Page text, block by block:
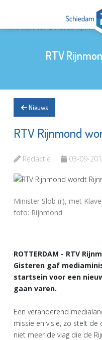
RTV
Nieuws
RTV Rijnmond
Redactie 03-09-
Minister Slob (r), met
foto: Rijnmond
ROTTERDAM - RTV
Gisteren gaf
startsein voor een
gaan varen.
Een veranderend
missie en visie, zo stelt de
niet meer de vlag die de